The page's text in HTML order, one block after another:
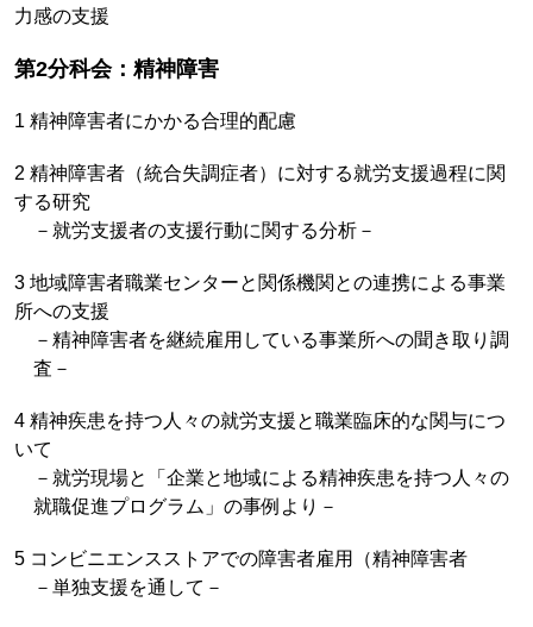
力感の支援
第2分科会：精神障害
1 精神障害者にかかる合理的配慮
2 精神障害者（統合失調症者）に対する就労支援過程に関
する研究
－就労支援者の支援行動に関する分析－
3 地域障害者職業センターと関係機関との連携による事業
所への支援
－精神障害者を継続雇用している事業所への聞き取り調
査－
4 精神疾患を持つ人々の就労支援と職業臨床的な関与につ
いて
－就労現場と「企業と地域による精神疾患を持つ人々の
就職促進プログラム」の事例より－
5 コンビニエンスストアでの障害者雇用（精神障害者
－単独支援を通して－